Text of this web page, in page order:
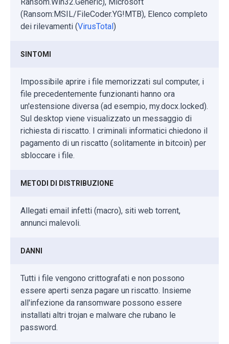
(Ransom:MSIL/FileCoder.YG!MTB), Elenco completo
dei rilevamenti (VirusTotal)
SINTOMI
Impossibile aprire i file memorizzati sul computer, i
file precedentemente funzionanti hanno ora
un'estensione diversa (ad esempio, my.docx.locked).
Sul desktop viene visualizzato un messaggio di
richiesta di riscatto. I criminali informatici chiedono il
pagamento di un riscatto (solitamente in bitcoin) per
sbloccare i file.
METODI DI DISTRIBUZIONE
Allegati email infetti (macro), siti web torrent,
annunci malevoli.
DANNI
Tutti i file vengono crittografati e non possono
essere aperti senza pagare un riscatto. Insieme
all'infezione da ransomware possono essere
installati altri trojan e malware che rubano le
password.